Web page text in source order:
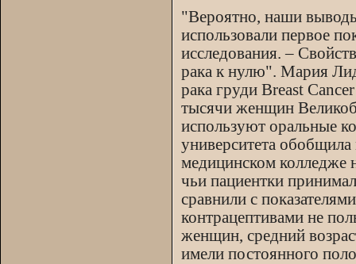
"Вероятно, наши
использовали первое
исследования. –
рака к нулю". Мария
рака груди Breast
тысячи женщин
используют оральные
университета обобщила
медицинском колледже
чьи пациентки
сравнили с
контрацептивами не
женщин, средний
имели постоянного